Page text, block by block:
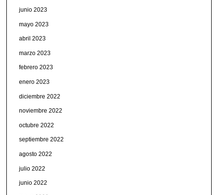
junio 2023
mayo 2023
abril 2023
marzo 2023
febrero 2023
enero 2023
diciembre 2022
noviembre 2022
octubre 2022
septiembre 2022
agosto 2022
julio 2022
junio 2022